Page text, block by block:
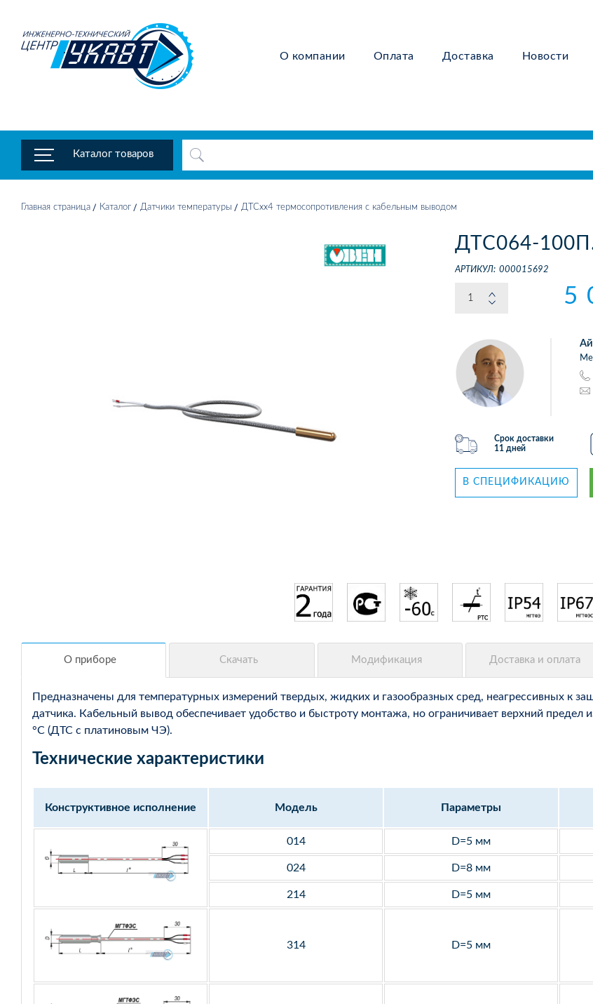
О компании Оплата Доставка Новости
Каталог товаров
Главная страница Каталог Датчики температуры ДТСхх4 термосопротивления с кабельным выводом
ДТС064-
АРТИКУЛ: 000015692
5
Срок доставки
11 дней
В СПЕЦИФИКАЦИЮ
Предназначены для температурных измерений твердых, жидких и газообразных сред, неагрессивных к
датчика. Кабельный вывод обеспечивает удобство и быстроту монтажа, но ограничивает верхний
°С (ДТС с платиновым ЧЭ).
Технические характеристики
Конструктивное исполнение Модель Параметры
014 D=5 мм
024 D=8 мм
214 D=5 мм
314 D=5 мм